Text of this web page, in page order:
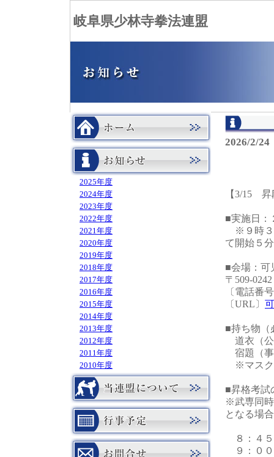
岐阜県少林寺拳法連盟
2025年度
2024年度
2023年度
2022年度
2021年度
2020年度
2019年度
2018年度
2017年度
2016年度
2015年度
2014年度
2013年度
2012年度
2011年度
2010年度
2026/2/24
【3/15
■実施日：
※９時３
て開始５
■会場：
〒509-
〔電話番
〔URL〕
■持ち物（
道衣（公
宿題（事
※マスク
■昇格考試
※武専同時
となる場
８：４
９：０